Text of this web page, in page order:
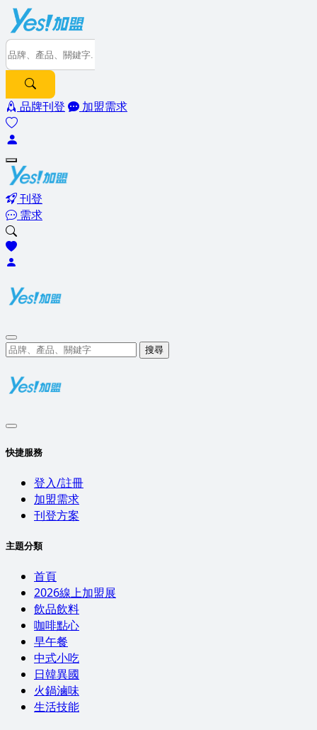
品牌刊登 加盟需求
刊登
需求
搜尋
快捷服務
登入/註冊
加盟需求
刊登方案
主題分類
首頁
2026線上加盟展
飲品飲料
咖啡點心
早午餐
中式小吃
日韓異國
火鍋滷味
生活技能